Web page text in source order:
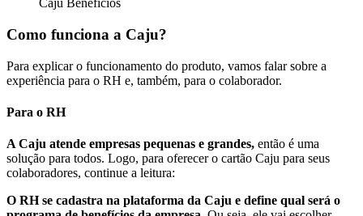
Caju Benefícios
Como funciona a Caju?
Para explicar o funcionamento do produto, vamos falar sobre a
experiência para o RH e, também, para o colaborador.
Para o RH
A Caju atende empresas pequenas e grandes, então é uma
solução para todos. Logo, para oferecer o cartão Caju para seus
colaboradores, continue a leitura:
O RH se cadastra na plataforma da Caju e define qual será o